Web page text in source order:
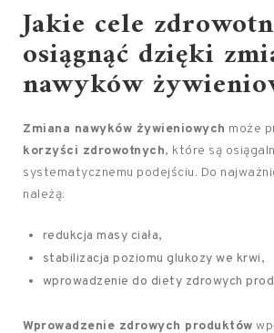
Jakie cele
osiągnąć dzięki
nawyków
Zmiana nawyków żywieniowych może
korzyści zdrowotnych, które są
systematycznemu podejściu. Do
należą:
redukcja masy ciała,
stabilizacja poziomu glukozy we krwi,
wprowadzenie do diety zdrowych
Wprowadzenie zdrowych produktów